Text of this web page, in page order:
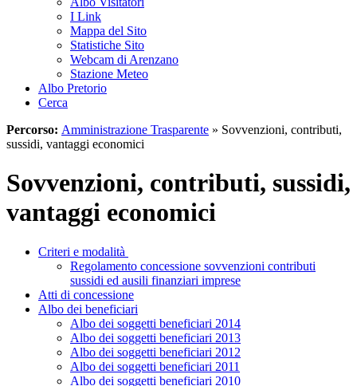
I Link
Mappa del Sito
Statistiche Sito
Webcam di Arenzano
Stazione Meteo
Albo Pretorio
Cerca
Percorso: Amministrazione Trasparente » Sovvenzioni, contributi,
sussidi, vantaggi economici
Sovvenzioni, contributi, sussidi,
vantaggi economici
Criteri e modalità
Regolamento concessione sovvenzioni contributi
sussidi ed ausili finanziari imprese
Atti di concessione
Albo dei beneficiari
Albo dei soggetti beneficiari 2014
Albo dei soggetti beneficiari 2013
Albo dei soggetti beneficiari 2012
Albo dei soggetti beneficiari 2011
Albo dei soggetti beneficiari 2010